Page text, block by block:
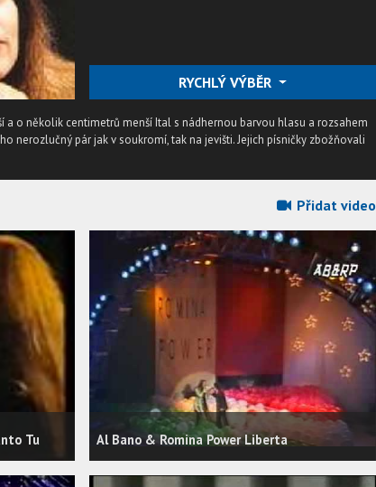
RYCHLÝ VÝBĚR
a o několik centimetrů menší Ital s nádhernou barvou hlasu a rozsahem
nerozlučný pár jak v soukromí, tak na jevišti. Jejich písničky zbožňovali
Přidat video
Tu Al Bano & Romina Power Liberta